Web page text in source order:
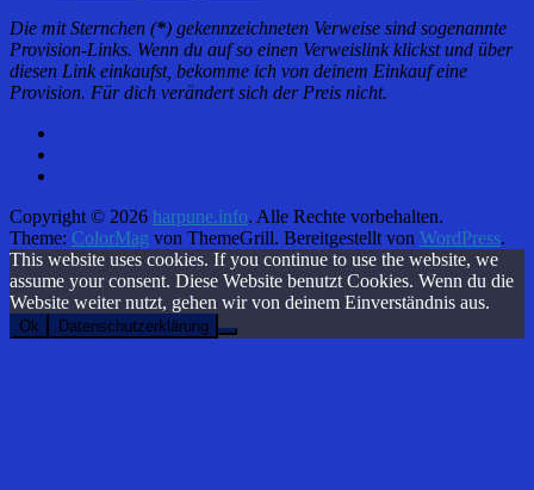
Die mit Sternchen (*) gekennzeichneten Verweise sind sogenannte
Provision-Links. Wenn du auf so einen Verweislink klickst und über
diesen Link einkaufst, bekomme ich von deinem Einkauf eine
Provision. Für dich verändert sich der Preis nicht.
Copyright © 2026 harpune.info. Alle Rechte vorbehalten.
Theme: ColorMag von ThemeGrill. Bereitgestellt von WordPress.
This website uses cookies. If you continue to use the website, we
assume your consent. Diese Website benutzt Cookies. Wenn du die
Website weiter nutzt, gehen wir von deinem Einverständnis aus.
Ok Datenschutzerklärung